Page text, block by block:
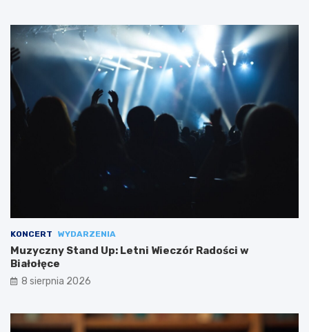
KONCERT WYDARZENIA
Muzyczny Stand Up: Letni Wieczór Radości w
Białołęce
8 sierpnia 2026